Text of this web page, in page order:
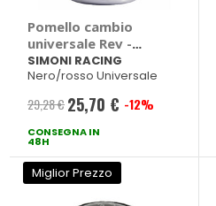
Pomello cambio
universale Rev -
SIMONI RACING
SIMONI RACING
Nero/rosso Universale
29,28 € Prezzo
speciale
25,70 € -12%
CONSEGNA IN
48H
Miglior Prezzo